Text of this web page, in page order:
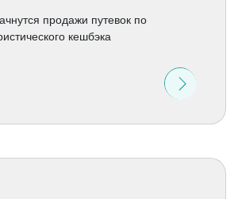
продажи путевок по
кешбэка